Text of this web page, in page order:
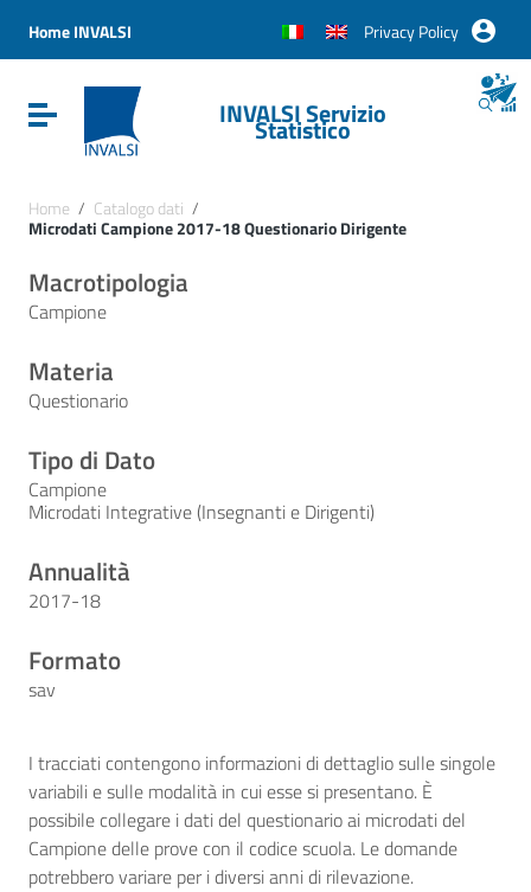
Vai al menu di navigazione
Vai al footer
Home INVALSI Privacy Policy
Attiva / disattiva la navigazioneINVALSI Servizio
Statistico
Home / Catalogo dati /
Microdati Campione 2017-18 Questionario Dirigente
Macrotipologia
Campione
Materia
Questionario
Tipo di Dato
Campione
Microdati Integrative (Insegnanti e Dirigenti)
Annualità
2017-18
Formato
sav
I tracciati contengono informazioni di dettaglio sulle singole
variabili e sulle modalità in cui esse si presentano. È
possibile collegare i dati del questionario ai microdati del
Campione delle prove con il codice scuola. Le domande
potrebbero variare per i diversi anni di rilevazione.